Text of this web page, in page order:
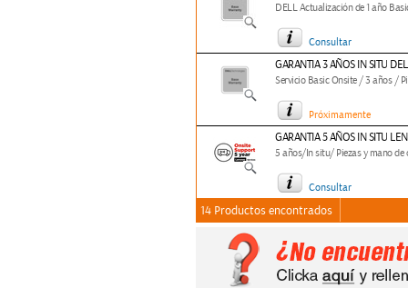
DELL Actualización de 1 año
Consultar
GARANTIA 3 AÑOS IN SITU
Servicio Basic Onsite / 3 años /
Próximamente
GARANTIA 5 AÑOS IN SITU
5 años/In situ/ Piezas y mano de
Consultar
14 Productos encontrados